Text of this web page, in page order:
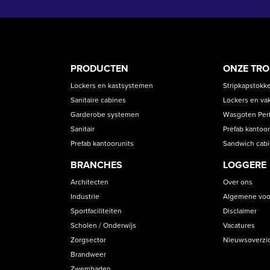
PRODUCT
CATEGORIES
PRODUCTEN
Lockers en kastsystemen
Sanitaire cabines
Garderobe systemen
Sanitair
Prefab kantoorunits
BRANCHES
Architecten
Industrie
Sportfaciliteiten
Scholen / Onderwijs
Zorgsector
Brandweer
ONZE
Lockers en
Wasgoten
Prefab
Sandwich
LOGGERE
Over ons
Algemene
Disclaimer
Vacatures